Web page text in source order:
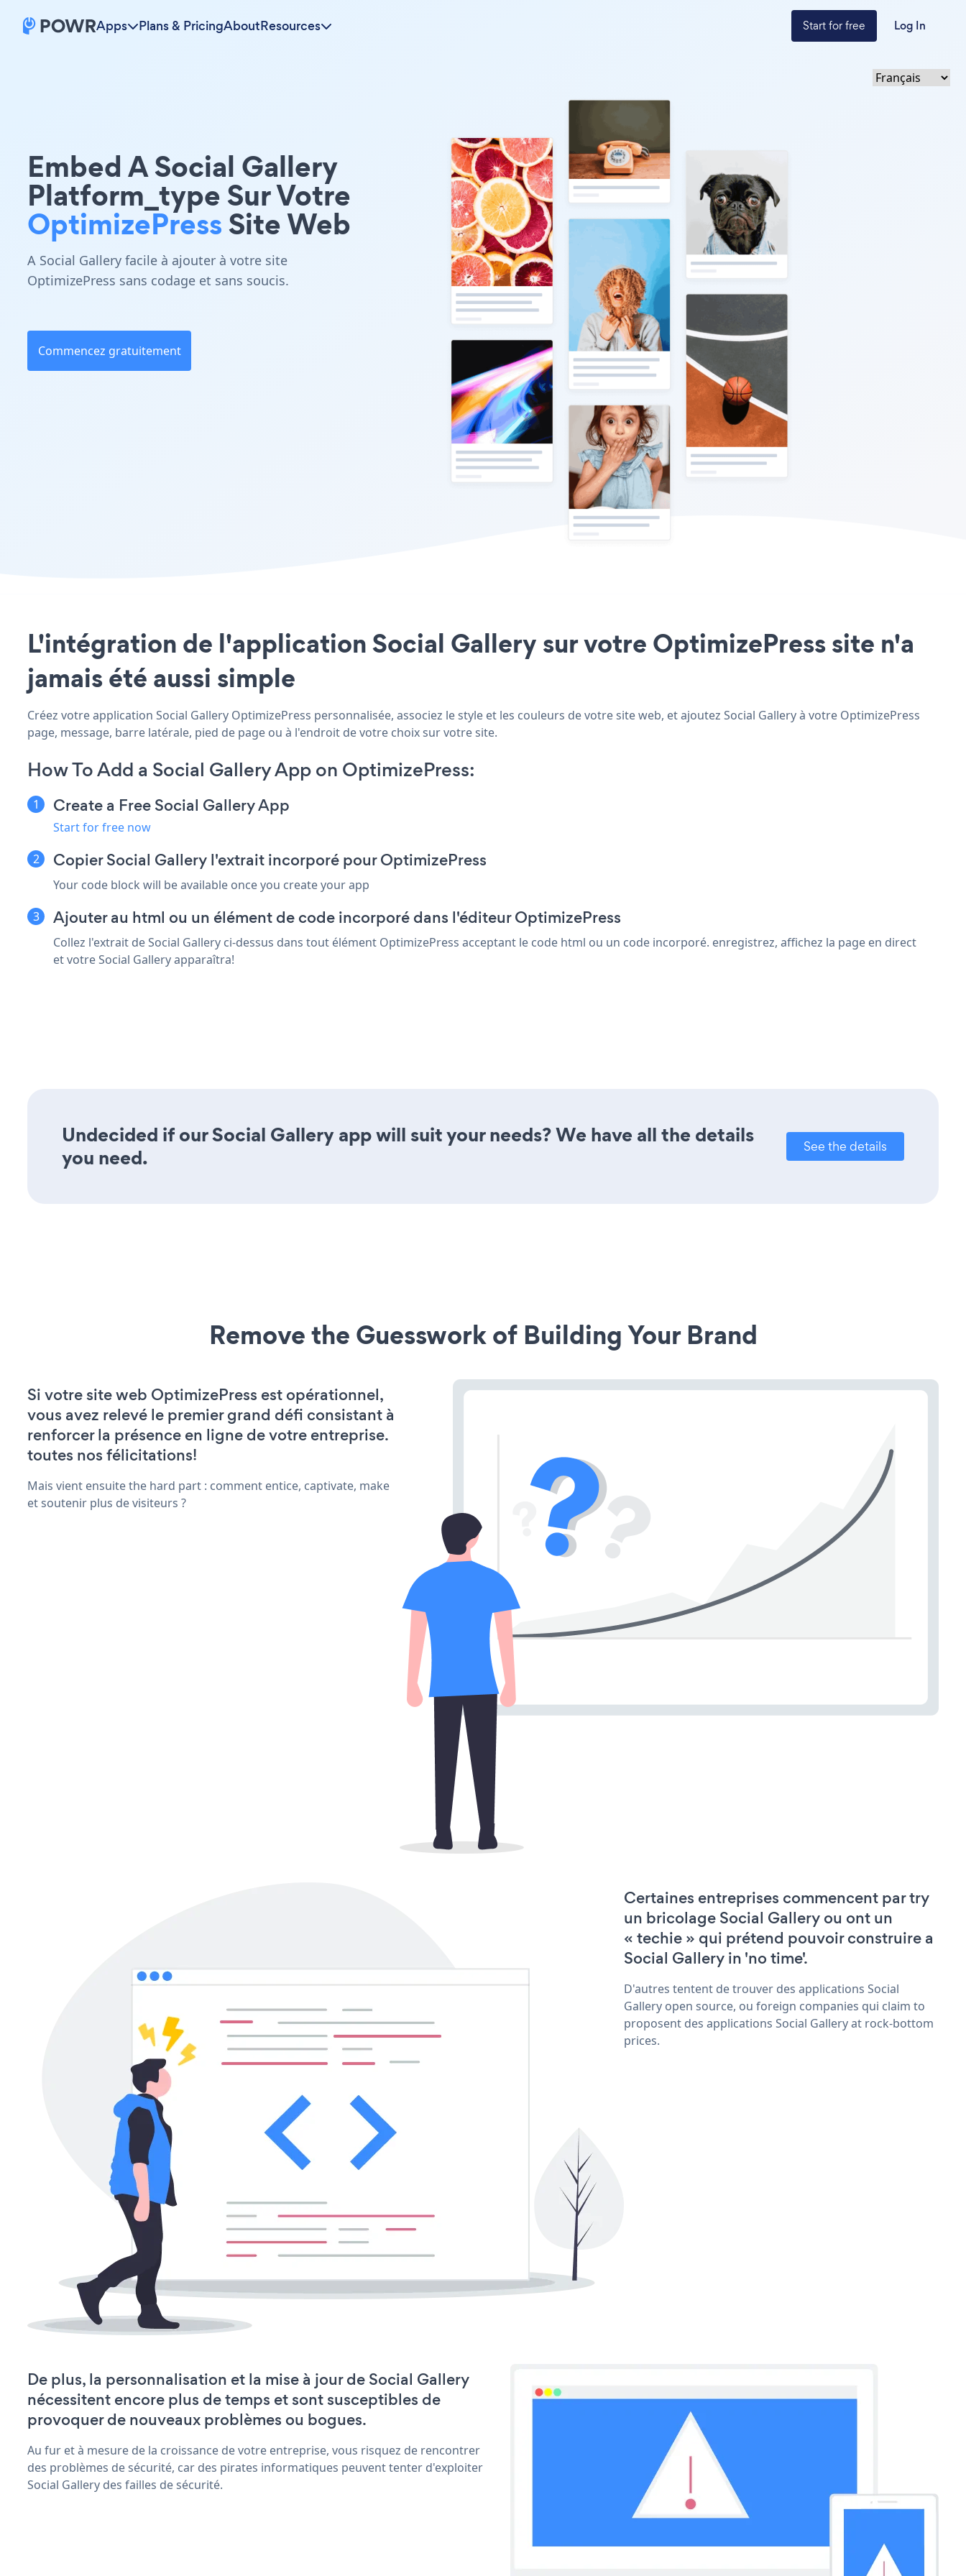
Apps Plans & PricingAboutResources Start for free Log In
Embed A Social Gallery
Platform_type Sur Votre
OptimizePressSite Web
A Social Gallery facile à ajouter à votre site
OptimizePress sans codage et sans soucis.
Commencez gratuitement
L'intégration de l'application Social Gallery sur votre OptimizePress site n'a
jamais été aussi simple
Créez votre application Social Gallery OptimizePress personnalisée, associez le style et les couleurs de votre site web, et ajoutez Social Gallery à votre OptimizePress
page, message, barre latérale, pied de page ou à l'endroit de votre choix sur votre site.
How To Add a Social Gallery App on OptimizePress:
Create a Free Social Gallery App
Start for free now
Copier Social Gallery l'extrait incorporé pour OptimizePress
Your code block will be available once you create your app
Ajouter au html ou un élément de code incorporé dans l'éditeur OptimizePress
Collez l'extrait de Social Gallery ci-dessus dans tout élément OptimizePress acceptant le code html ou un code incorporé. enregistrez, affichez la page en direct
et votre Social Gallery apparaîtra!
Undecided if our Social Gallery app will suit your needs? We have all the details
you need.
See the details
Remove the Guesswork of Building Your Brand
Si votre site web OptimizePress est opérationnel,
vous avez relevé le premier grand défi consistant à
renforcer la présence en ligne de votre entreprise.
toutes nos félicitations!
Mais vient ensuite the hard part : comment entice, captivate, make
et soutenir plus de visiteurs ?
Certaines entreprises commencent par try
un bricolage Social Gallery ou ont un
« techie » qui prétend pouvoir construire a
Social Gallery in 'no time'.
D'autres tentent de trouver des applications Social
Gallery open source, ou foreign companies qui claim to
proposent des applications Social Gallery at rock-bottom
prices.
De plus, la personnalisation et la mise à jour de Social Gallery
nécessitent encore plus de temps et sont susceptibles de
provoquer de nouveaux problèmes ou bogues.
Au fur et à mesure de la croissance de votre entreprise, vous risquez de rencontrer
des problèmes de sécurité, car des pirates informatiques peuvent tenter d'exploiter
Social Gallery des failles de sécurité.